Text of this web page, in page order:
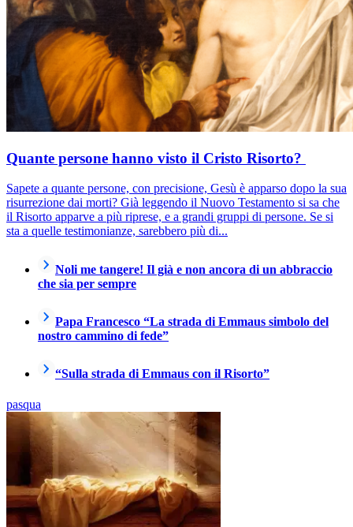
Quante persone hanno visto il Cristo Risorto?
Sapete a quante persone, con precisione, Gesù è apparso dopo la sua
risurrezione dai morti? Già leggendo il Nuovo Testamento si sa che
il Risorto apparve a più riprese, e a grandi gruppi di persone. Se si
sta a quelle testimonianze, sarebbero più di...
Noli me tangere! Il già e non ancora di un abbraccio
che sia per sempre
Papa Francesco “La strada di Emmaus simbolo del
nostro cammino di fede”
“Sulla strada di Emmaus con il Risorto”
pasqua